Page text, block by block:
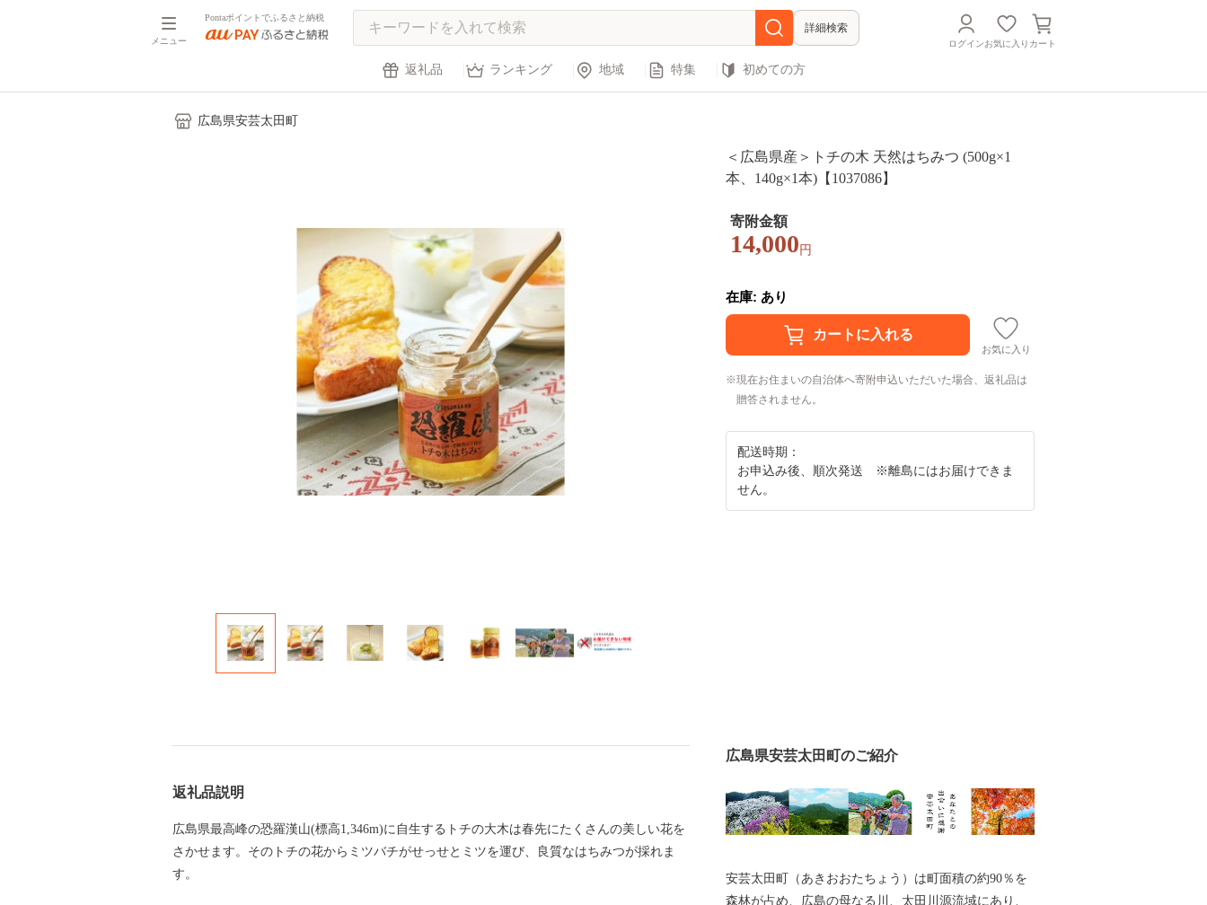
メニュー
Pontaポイントでふるさと納税
詳細検索
ログインお気に入り カート
返礼品 ランキング 地域 特集 初めての方
広島県安芸太田町
＜広島県産＞トチの木 天然はちみつ (500g×1
本、140g×1本)【1037086】
寄附金額
14,000 円
在庫: あり
お気に入り
現在お住まいの自治体へ寄附申込いただいた場合、返礼品は
贈答されません。
配送時期：
お申込み後、順次発送 ※離島にはお届けできま
せん。
返礼品説明
広島県最高峰の恐羅漢山(標高1,346m)に自生するトチの大木は春先にたくさんの美しい花を
さかせます。そのトチの花からミツバチがせっせとミツを運び、良質なはちみつが採れま
す。
広島県安芸太田町のご紹介
安芸太田町（あきおおたちょう）は町面積の約90％を
森林が占め、広島の母なる川、太田川源流域にあり、